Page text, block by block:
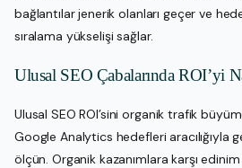
bağlantılar jenerik olanları geçer ve
sıralama yükselişi sağlar.
Ulusal SEO Çabalarında ROI’yi
Ulusal SEO ROI’sini organik trafik
Google Analytics hedefleri aracılığıyla
ölçün. Organik kazanımlara karşı